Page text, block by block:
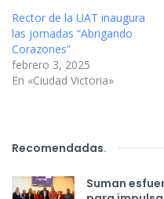
Rector de la UAT inaugura
las jornadas “Abrigando
Corazones”
febrero 3, 2025
En «Ciudad Victoria»
Recomendadas.
Suman